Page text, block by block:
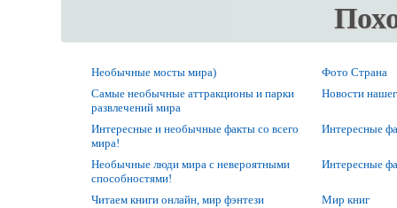
Необычные мосты мира)
Фото Страна
Самые необычные аттракционы и парки
развлечений мира
Новости
Интересные и необычные факты со всего
мира!
Интересные
Необычные люди мира с невероятными
способностями!
Интересные
Читаем книги онлайн, мир фэнтези Мир книг